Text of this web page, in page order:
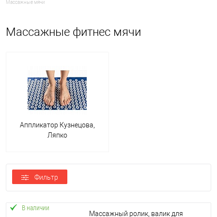
Как выбрать массажный мяч, какие бывают
понимание целевого использования девайса. Рассмотрим
предлагаемые позиции:
Диаметр. Этот критерий при выборе, зависит от роста. В
С шипами. Игольчатое покрытие мяча обеспечивает прилив
крови к мышцам, разогревая их, улучшит кровообращение,
суставы, мышцы малого таза. Помогает в реабилитации
Полумассажный. Комплексный подход, состоит в равной
степени из гладкой и игольчатой поверхностей.
Массажные мячи
Массажные фитнес мячи
Аппликатор Кузнецова,
Ляпко
Фильтр
В наличии
Массажный ролик, валик для